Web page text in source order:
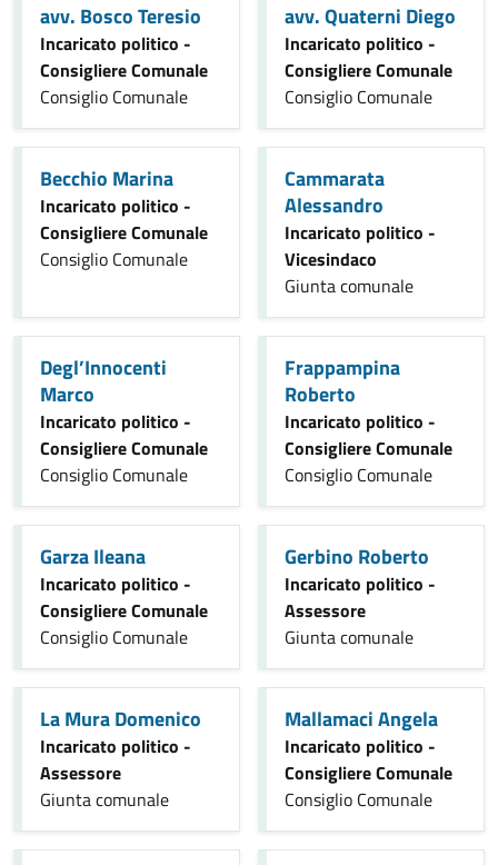
avv. Bosco Teresio
Incaricato politico -
Consigliere Comunale
Consiglio Comunale
avv. Quaterni Diego
Incaricato politico -
Consigliere Comunale
Consiglio Comunale
Becchio Marina
Incaricato politico -
Consigliere Comunale
Consiglio Comunale
Cammarata
Alessandro
Incaricato politico -
Vicesindaco
Giunta comunale
Degl’Innocenti
Marco
Incaricato politico -
Consigliere Comunale
Consiglio Comunale
Frappampina
Roberto
Incaricato politico -
Consigliere Comunale
Consiglio Comunale
Garza Ileana
Incaricato politico -
Consigliere Comunale
Consiglio Comunale
Gerbino Roberto
Incaricato politico -
Assessore
Giunta comunale
La Mura Domenico
Incaricato politico -
Assessore
Giunta comunale
Mallamaci Angela
Incaricato politico -
Consigliere Comunale
Consiglio Comunale